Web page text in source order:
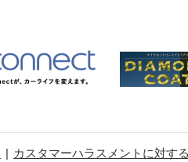
カスタマーハラスメントに対す